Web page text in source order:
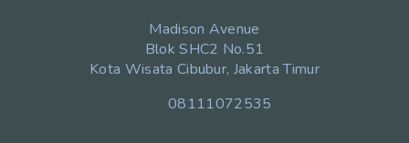
Madison Avenue
Blok SHC2 No.51
Kota Wisata Cibubur, Jakarta Timur
08111072535